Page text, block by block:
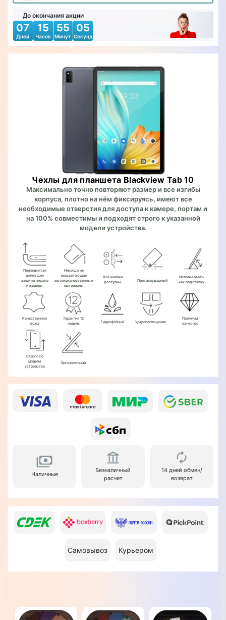
До окончания акции
07
Дней
15
Часов
55
Минут
02
Секунд
Чехлы для планшета Blackview Tab 10
Максимально точно повторяют размер и все изгибы
корпуса, плотно на нём фиксируясь, имеют все
необходимые отверстия для доступа к камере, портам и
на 100% совместимы и подходят строго к указанной
модели устройства.
Приподнятая
рамка для
защиты экрана
и камеры
Никогда не
выцветающие
высококачественные
материалы
Все кнопки
доступны
Противоударный
Использовать
как подставку
Качественная
кожа
Гарантия 12
недель
Гидрофобный Ударопоглощение
Премиум
качество
Строго по
модели
устройства
Эргономичный
Наличные
Безналичный
расчет
14 дней обмен/
возврат
Самовывоз Курьером